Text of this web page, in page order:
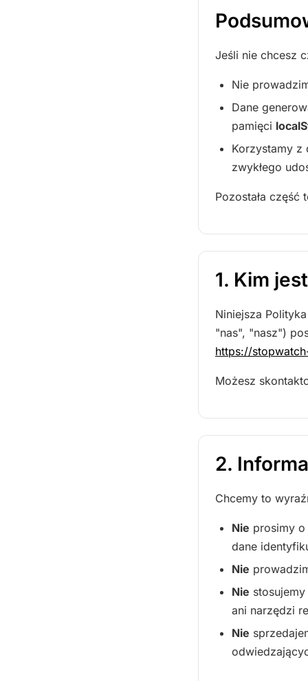
Jeśli nie chcesz
Nie
Dane
pamięci
Korzystamy z
zwykłego
Pozostała
1. Kim
Niniejsza
"nas", "nasz")
https://
Możesz
2.
Chcemy to
Nie prosimy o
dane
Nie
Nie
ani narzędzi
Nie